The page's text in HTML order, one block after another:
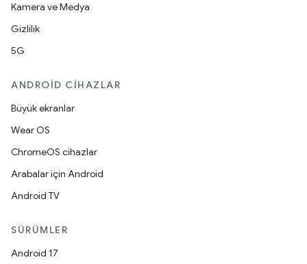
Kamera ve Medya
Gizlilik
5G
ANDROID CIHAZLAR
Büyük ekranlar
Wear OS
ChromeOS cihazlar
Arabalar için Android
Android TV
SÜRÜMLER
Android 17